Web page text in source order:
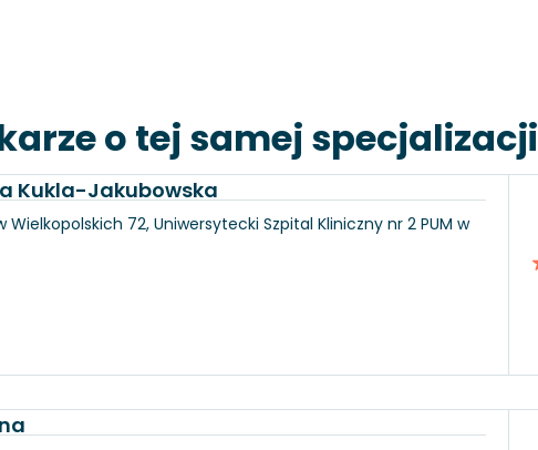
o tej samej specjalizacji
Kukla-Jakubowska
Wielkopolskich 72, Uniwersytecki Szpital Kliniczny nr 2 PUM w